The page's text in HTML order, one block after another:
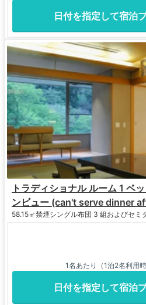
日付を指定して宿泊
トラディショナル ルーム 1 ベ
ンビュー (can't serve dinner
58.15㎡禁煙
1名あたり（1泊2名利用時
日付を指定して宿泊